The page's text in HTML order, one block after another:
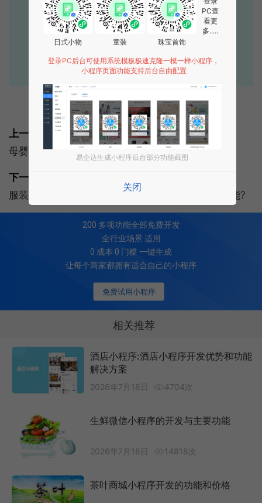
400-885-7836
点击获取报价
标签: 电商 解决方案 酒店类 小程序
上一篇:
母婴小程序：母婴小程序商城如何推广
下一篇:
服装租赁小程序:演出服装租赁小程序开发有哪些功能?
免费试用小程序
200 多项功能全部免费开发
全行业场景 适用
0 成本 0 门槛 一键生成
让每个商家都拥有适合自己的小程序
相关推荐
酒店小程序:酒店小程序开发优势和功能
解决方案
2026年7月18日 4704次
生鲜微信小程序的开发与主要功能
2026年7月18日 14818次
茶叶商城小程序开发的功能和价格
日式小物 童装 珠宝首饰
PC查
看更
多.....
登录PC后台可使用系统模板极速克隆一模一样小程序，
小程序页面功能支持后台自由配置
易企达生成小程序后台部分功能截图
关闭